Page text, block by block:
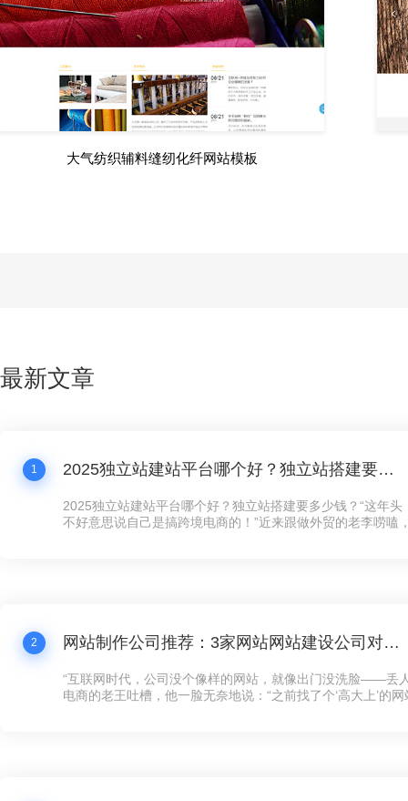
大气纺织辅料缝纫化纤网站模板
最新文章
1 2025独立站建站平台哪个好？独立站搭建要多少钱？
2025独立站建站平台哪个好？独立站搭建要多少钱？“这年头
不好意思说自己是搞跨境电商的！”近来跟做外贸的老李唠嗑
2 网站制作公司推荐：3家网站网站建设公司对比，公司网站制作需要多少钱？
“互联网时代，公司没个像样的网站，就像出门没洗脸——丢
电商的老王吐槽，他一脸无奈地说：“之前找了个‘高大上’的